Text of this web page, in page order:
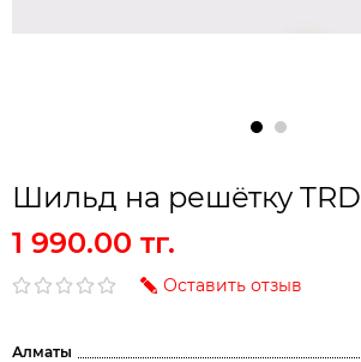
Шильд на решётку TRD
1 990.00 тг.
Оставить отзыв
Алматы